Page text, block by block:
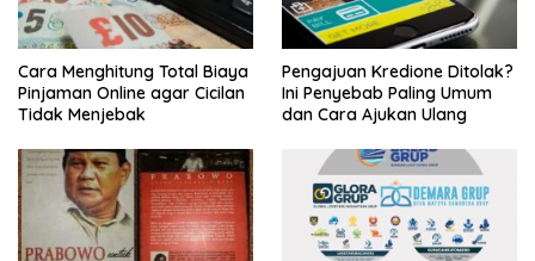
Cara Menghitung Total Biaya
Pinjaman Online agar Cicilan
Tidak Menjebak
Pengajuan Kredione Ditolak?
Ini Penyebab Paling Umum
dan Cara Ajukan Ulang